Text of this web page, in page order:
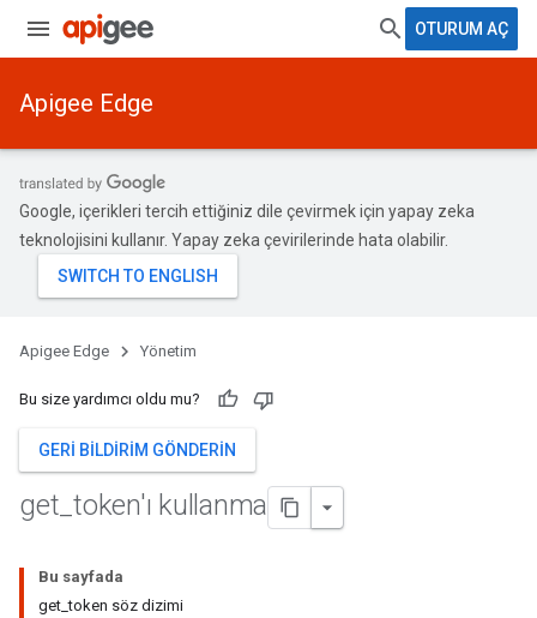
OTURUM AÇ
Apigee Edge
Google, içerikleri tercih ettiğiniz dile çevirmek için yapay zeka
teknolojisini kullanır. Yapay zeka çevirilerinde hata olabilir.
Apigee Edge Yönetim
Bu size yardımcı oldu mu?
GERI BILDIRIM GÖNDERIN
get _token'ı kullanma
Bu sayfada
get_token söz dizimi